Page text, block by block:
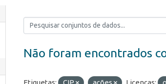
Não foram encontrados
Etiquetas: CIP ações Licenças: